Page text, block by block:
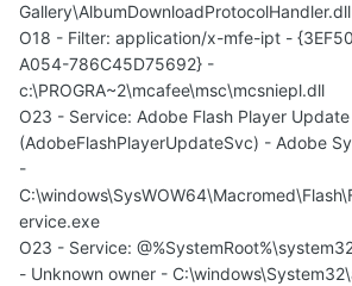
Gallery\AlbumDownloadProtocolHandler.dll
O18 - Filter: application/x-mfe-ipt -
A054-786C45D75692} -
c:\PROGRA~2\mcafee\msc\mcsniepl.dll
O23 - Service: Adobe Flash Player
(AdobeFlashPlayerUpdateSvc) - Adobe
-
ervice.exe
O23 - Service:
- Unknown owner -